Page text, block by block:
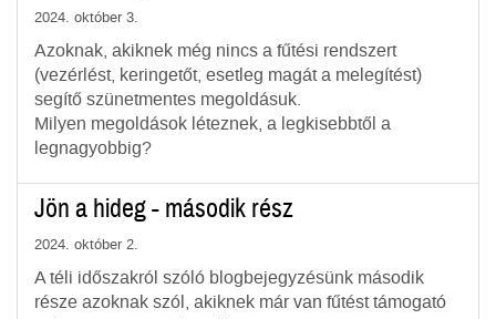
2024. október 3.
Azoknak, akiknek még nincs a fűtési rendszert
(vezérlést, keringetőt, esetleg magát a melegítést)
segítő szünetmentes megoldásuk.
Milyen megoldások léteznek, a legkisebbtől a
legnagyobbig?
Jön a hideg - második rész
2024. október 2.
A téli időszakról szóló blogbejegyzésünk második
része azoknak szól, akiknek már van fűtést támogató